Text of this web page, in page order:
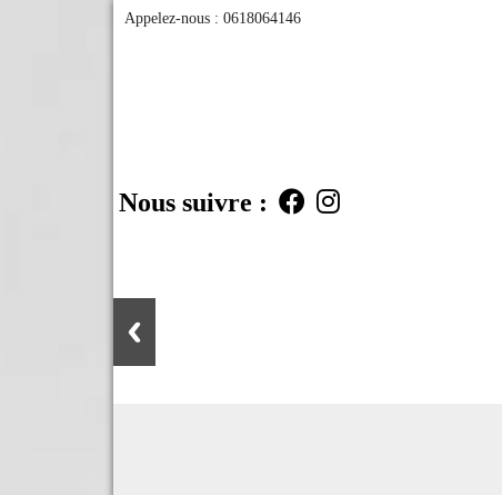
Appelez-nous : 0618064146
Nous suivre :